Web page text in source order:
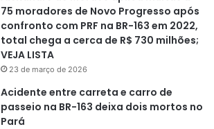
75 moradores de Novo Progresso após
confronto com PRF na BR-163 em 2022,
total chega a cerca de R$ 730 milhões;
VEJA LISTA
23 de março de 2026
Acidente entre carreta e carro de
passeio na BR-163 deixa dois mortos no
Pará